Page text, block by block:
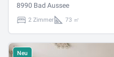
8990 Bad Aussee
2 Zimmer 73 ㎡
Neu